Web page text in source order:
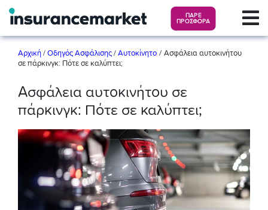
ΠΑΡΕ
ΠΡΟΣΦΟΡΑ
Αρχική / Οδηγός Ασφάλισης / Αυτοκίνητο / Ασφάλεια αυτοκινήτου
σε πάρκινγκ: Πότε σε καλύπτει;
Ασφάλεια αυτοκινήτου σε
πάρκινγκ: Πότε σε καλύπτει;